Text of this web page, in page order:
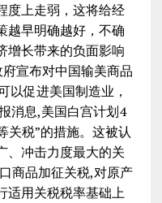
度上走弱，这将给经
越早明确越好，不确
增长带来的负面影响
宣布对中国输美商品
以促进美国制造业，
消息,美国白宫计划4
关税”的措施。这被认
、冲击力度最大的关
商品加征关税,对原产
适用关税税率基础上